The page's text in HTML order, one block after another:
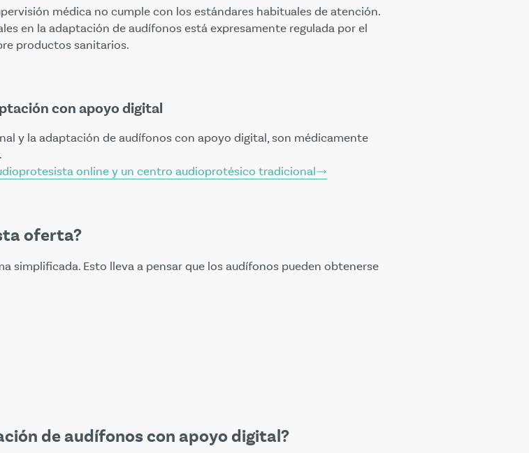
médica no cumple con los estándares habituales de atención.
en la adaptación de audífonos está expresamente regulada por el
productos sanitarios.
con apoyo digital
y la adaptación de audífonos con apoyo digital, son médicamente
online y un centro audioprotésico tradicional
oferta?
simplificada. Esto lleva a pensar que los audífonos pueden obtenerse
de audífonos con apoyo digital?